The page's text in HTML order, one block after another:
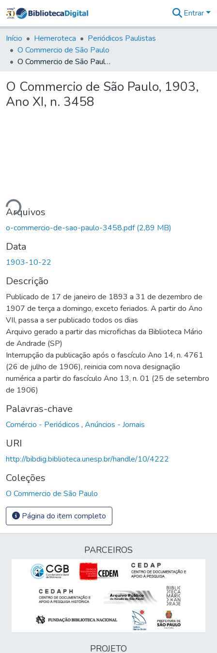
&
Coleções
Tudo na
Biblioteca
Estatísticas
Entrar
Início Hemeroteca
Periódicos Paulistas
O Commercio de São Paulo
O Commercio de São Paulo, 1903, Ano XI, n. 3458
O Commercio de São Paulo, 1903,
Ano XI, n. 3458
Arquivos
o-commercio-de-sao-paulo-3458.pdf(2,89 MB)
Data
1903-10-22
Descrição
Publicado de 17 de janeiro de 1893 a 31 de dezembro de
1907 de terça a domingo, exceto feriados. A partir do Ano
VII, passa a ser publicado todos os dias
Arquivo gerado a partir das microfichas da Biblioteca Mário
de Andrade (SP)
Interrupção da publicação após o fascículo Ano 14, n. 4761
(26 de julho de 1906), reinicia com nova designação
numérica a partir do fascículo Ano 13, n. 01 (25 de setembro
de 1906)
Palavras-chave
Comércio - Periódicos , Anúncios - Jornais
URI
http://bibdig.biblioteca.unesp.br/handle/10/4222
Coleções
O Commercio de São Paulo
Página do item completo
PARCEIROS
PROJETO